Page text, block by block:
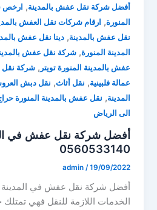
أفضل شركة نقل عفش بالمدينة, ارخص
المنورة, ارقام شركات نقل العفش
نقل عفش بالمدينة,دينا نقل عفش
المدينة المنورة,شركة نقل عفش
عفش بالمدينة المنورة تويتر ,شركة نقل
عمالة فلبينية, نقل أثاث, نقل دبش
المدينة, نقل عفش بالمدينة المنورة
الى الرياض
أفضل شركة نقل عفش في
0560533140
admin /19/09/2022
أفضل شركة نقل عفش في المدينة
الخدمات اللازمة للنقل فهي